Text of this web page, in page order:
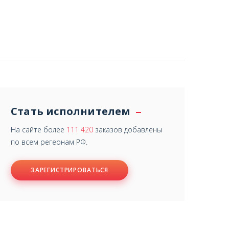
Стать исполнителем
На сайте более 111 420 заказов добавлены
по всем регеонам РФ.
ЗАРЕГИСТРИРОВАТЬСЯ